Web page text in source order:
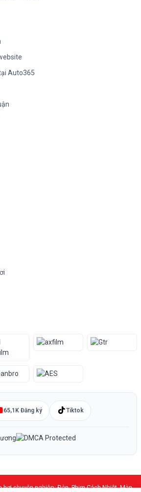
Auto365
65,1K Đăng ký Tiktok
hơi chuyên nghiệp: Đèn, Phim Cách Nhiệt, Màn